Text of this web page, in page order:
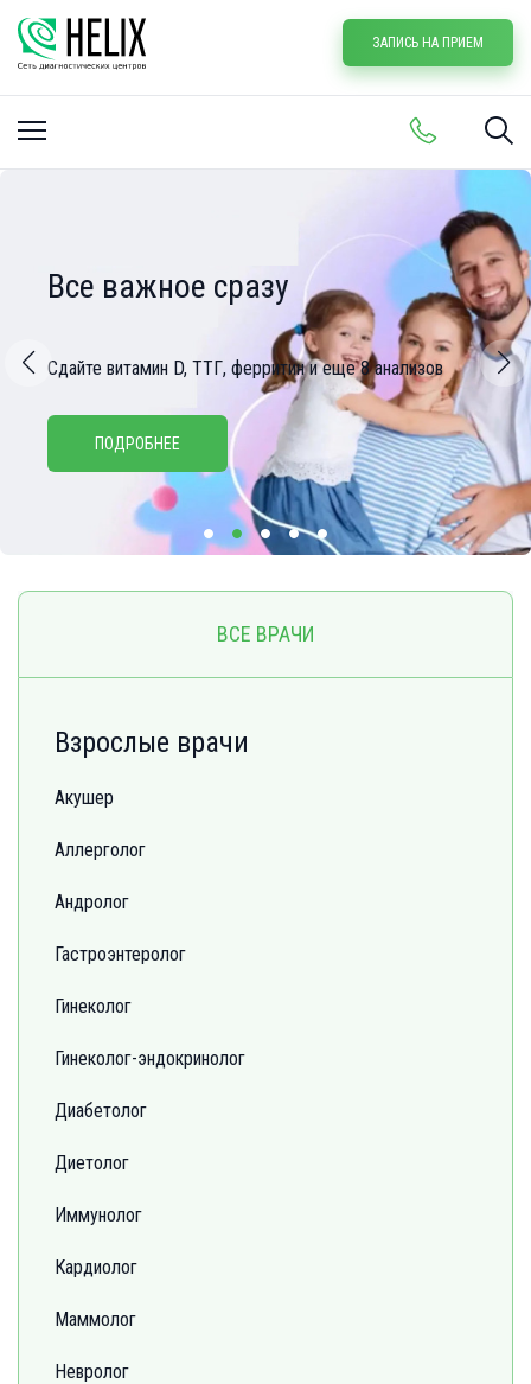
ЗАПИСЬ НА ПРИЕМ
Все важное сразу
Сдайте витамин D, ТТГ, ферритин и еще 8 анализов
ПОДРОБНЕЕ
ВСЕ ВРАЧИ
Взрослые врачи
Акушер
Аллерголог
Андролог
Гастроэнтеролог
Гинеколог
Гинеколог-эндокринолог
Диабетолог
Диетолог
Иммунолог
Кардиолог
Маммолог
Невролог